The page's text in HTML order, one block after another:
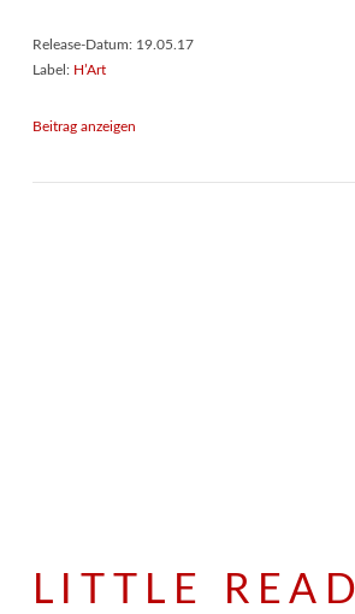
Release-Datum: 19.05.17
Label: H’Art
Beitrag anzeigen
LITTLE